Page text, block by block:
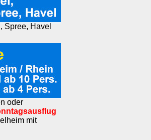
Spree, Havel
oder
mit